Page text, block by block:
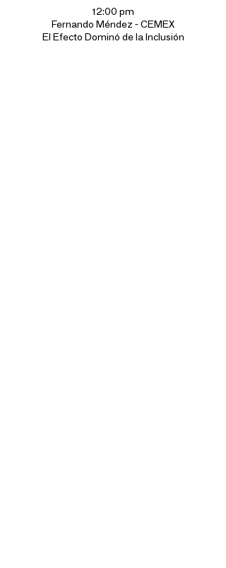
12:00 pm
Fernando Méndez - CEMEX
El Efecto Dominó de la Inclusión